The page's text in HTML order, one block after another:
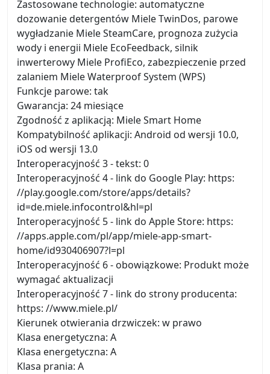
Zastosowane technologie: automatyczne
dozowanie detergentów Miele TwinDos, parowe
wygładzanie Miele SteamCare, prognoza zużycia
wody i energii Miele EcoFeedback, silnik
inwerterowy Miele ProfiEco, zabezpieczenie przed
zalaniem Miele Waterproof System (WPS)
Funkcje parowe: tak
Gwarancja: 24 miesiące
Zgodność z aplikacją: Miele Smart Home
Kompatybilność aplikacji: Android od wersji 10.0,
iOS od wersji 13.0
Interoperacyjność 3 - tekst: 0
Interoperacyjność 4 - link do Google Play: https:
//play.google.com/store/apps/details?
id=de.miele.infocontrol&hl=pl
Interoperacyjność 5 - link do Apple Store: https:
//apps.apple.com/pl/app/miele-app-smart-
home/id930406907?l=pl
Interoperacyjność 6 - obowiązkowe: Produkt może
wymagać aktualizacji
Interoperacyjność 7 - link do strony producenta:
https: //www.miele.pl/
Kierunek otwierania drzwiczek: w prawo
Klasa energetyczna: A
Klasa energetyczna: A
Klasa prania: A